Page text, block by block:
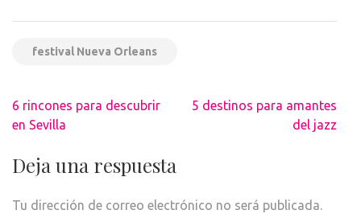
festival Nueva Orleans
Navegación
de
6 rincones para descubrir
en Sevilla
5 destinos para amantes
del jazz
Deja una respuesta
Tu dirección de correo electrónico no será publicada.